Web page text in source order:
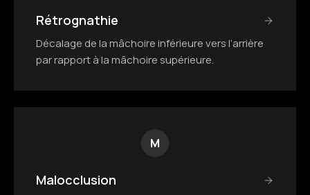
Rétrognathie
Décalage de la mâchoire inférieure vers l’arrière
par rapport à la mâchoire supérieure.
M
Malocclusion